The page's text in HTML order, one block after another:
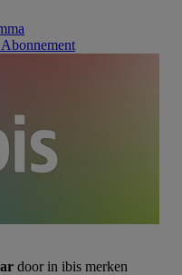
door in ibis merken